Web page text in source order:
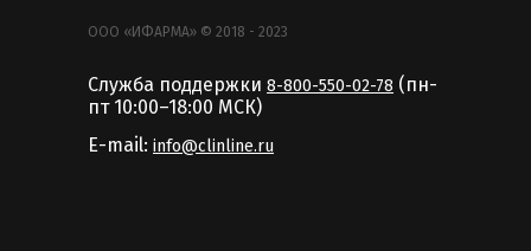
ООО «ИФАРМА» © 2018 - 2023
Служба поддержки 8-800-550-02-78 (пн-
пт 10:00–18:00 MCК)
E-mail: info@clinline.ru